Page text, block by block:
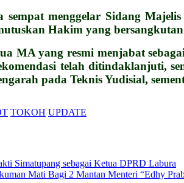
sempat menggelar Sidang
Hakim yang
MA yang resmi menjabat
telah ditindaklanjuti,
pada Teknis Yudisial,
TOKOH UPDATE
Simatupang sebagai Ketua DPRD Labura
Mati Bagi 2 Mantan Menteri “Edhy